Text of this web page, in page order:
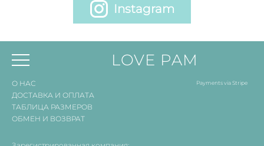
Instagram
LOVE PAM
О НАС
ДОСТАВКА И ОПЛАТА
ТАБЛИЦА РАЗМЕРОВ
ОБМЕН И ВОЗВРАТ
Payments via Stripe